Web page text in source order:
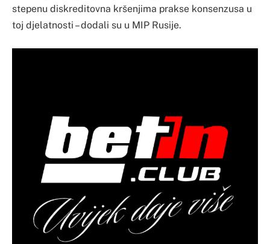
stepenu diskreditovna kršenjima prakse konsenzusa u
toj djelatnosti – dodali su u MIP Rusije.